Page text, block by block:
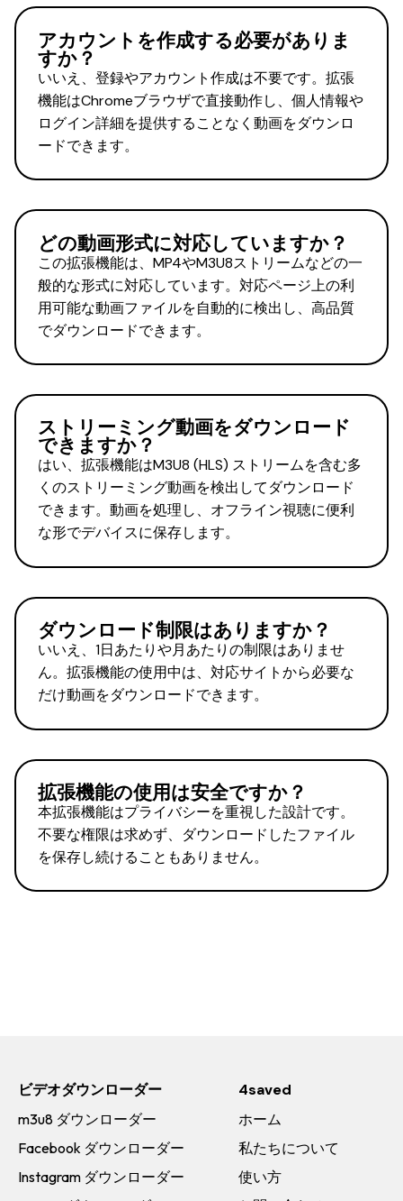
アカウントを作成する必要がありま
すか？
いいえ、登録やアカウント作成は不要です。拡張
機能はChromeブラウザで直接動作し、個人情報や
ログイン詳細を提供することなく動画をダウンロ
ードできます。
どの動画形式に対応していますか？
この拡張機能は、MP4やM3U8ストリームなどの一
般的な形式に対応しています。対応ページ上の利
用可能な動画ファイルを自動的に検出し、高品質
でダウンロードできます。
ストリーミング動画をダウンロード
できますか？
はい、拡張機能はM3U8 (HLS) ストリームを含む多
くのストリーミング動画を検出してダウンロード
できます。動画を処理し、オフライン視聴に便利
な形でデバイスに保存します。
ダウンロード制限はありますか？
いいえ、1日あたりや月あたりの制限はありませ
ん。拡張機能の使用中は、対応サイトから必要な
だけ動画をダウンロードできます。
拡張機能の使用は安全ですか？
本拡張機能はプライバシーを重視した設計です。
不要な権限は求めず、ダウンロードしたファイル
を保存し続けることもありません。
ビデオダウンローダー
m3u8 ダウンローダー
Facebook ダウンローダー
Instagram ダウンローダー
4saved
ホーム
私たちについて
使い方